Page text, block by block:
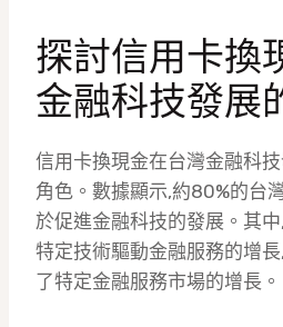
探討信用卡換
金融科技發展
信用卡換現金在台灣金融科
角色。數據顯示,約80%的台
於促進金融科技的發展。其中
特定技術驅動金融服務的增
了特定金融服務市場的增長。